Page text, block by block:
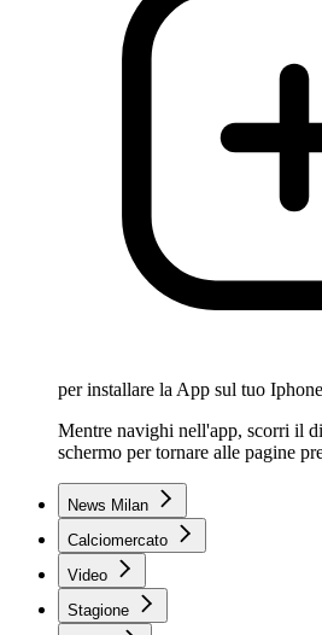
per installare la App sul tuo
Mentre navighi nell'app, scorri il
schermo per tornare alle pagine
News Milan
Calciomercato
Video
Stagione